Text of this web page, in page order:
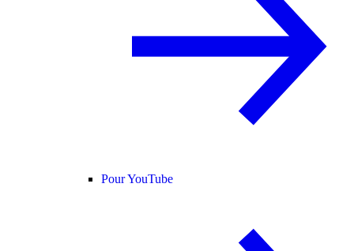
Pour YouTube